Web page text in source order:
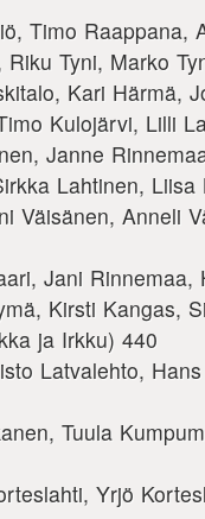
Timo Raappana,
Tyni, Marko
Kari Härmä,
Kulojärvi, Lilli
Janne
Lahtinen, Liisa
Väisänen, Anneli
Jani Rinnemaa,
Kirsti Kangas,
ja Irkku) 440
Latvalehto,
Tuula
Yrjö